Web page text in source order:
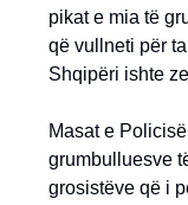
pikat e mia të
që vullneti për
Shqipëri ishte
Masat e
grumbulluesve
grosistëve që i